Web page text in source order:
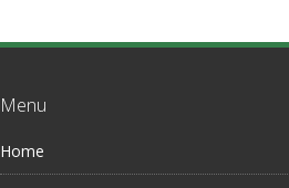
Menu
Home